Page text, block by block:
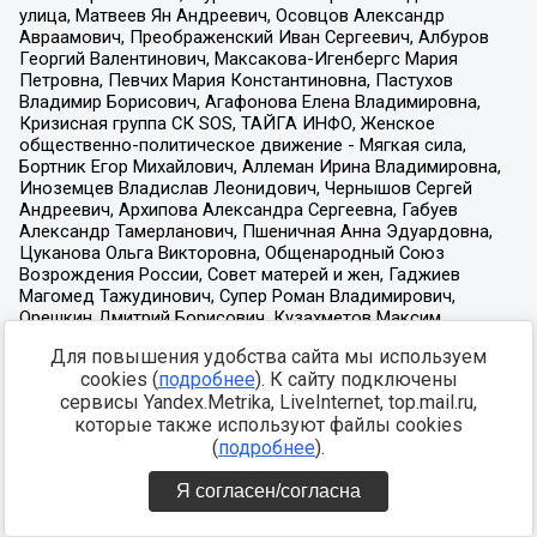
Для повышения удобства сайта мы используем
cookies (подробнее). К сайту подключены
сервисы Yandex.Metrika, LiveInternet, top.mail.ru,
которые также используют файлы cookies
(подробнее).
Я согласен/согласна